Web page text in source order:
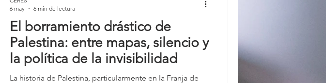
El borramiento drástico de
Palestina: entre mapas, silencio y
la política de la invisibilidad
La historia de Palestina, particularmente en la Franja de
6 may
6 min de lectura